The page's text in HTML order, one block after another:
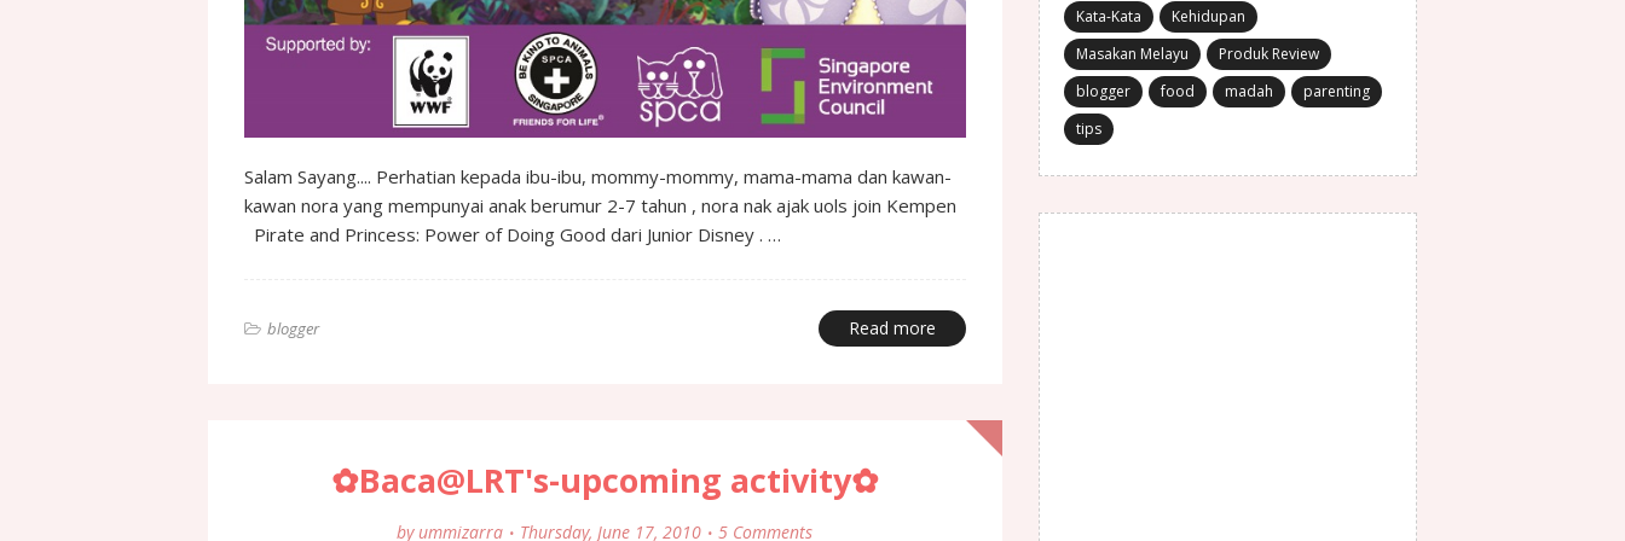
Salam Sayang.... Perhatian kepada ibu-ibu, mommy-mommy, mama-mama dan kawan-
kawan nora yang mempunyai anak berumur 2-7 tahun , nora nak ajak uols join Kempen
Pirate and Princess: Power of Doing Good dari Junior Disney . …
blogger Read more
✿Baca@LRT's-upcoming activity✿
by ummizarra Thursday, June 17, 2010 5 Comments
Kata-Kata
Kehidupan
Masakan Melayu
Produk Review
blogger
food madah
parenting
tips